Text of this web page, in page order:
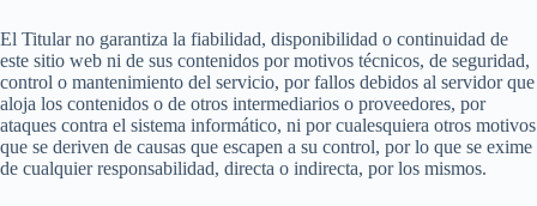
El Titular no garantiza la fiabilidad, disponibilidad o continuidad de
este sitio web ni de sus contenidos por motivos técnicos, de seguridad,
control o mantenimiento del servicio, por fallos debidos al servidor que
aloja los contenidos o de otros intermediarios o proveedores, por
ataques contra el sistema informático, ni por cualesquiera otros motivos
que se deriven de causas que escapen a su control, por lo que se exime
de cualquier responsabilidad, directa o indirecta, por los mismos.